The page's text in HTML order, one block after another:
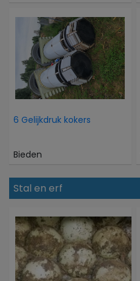
6 Gelijkdruk kokers
Bieden
Stal en erf